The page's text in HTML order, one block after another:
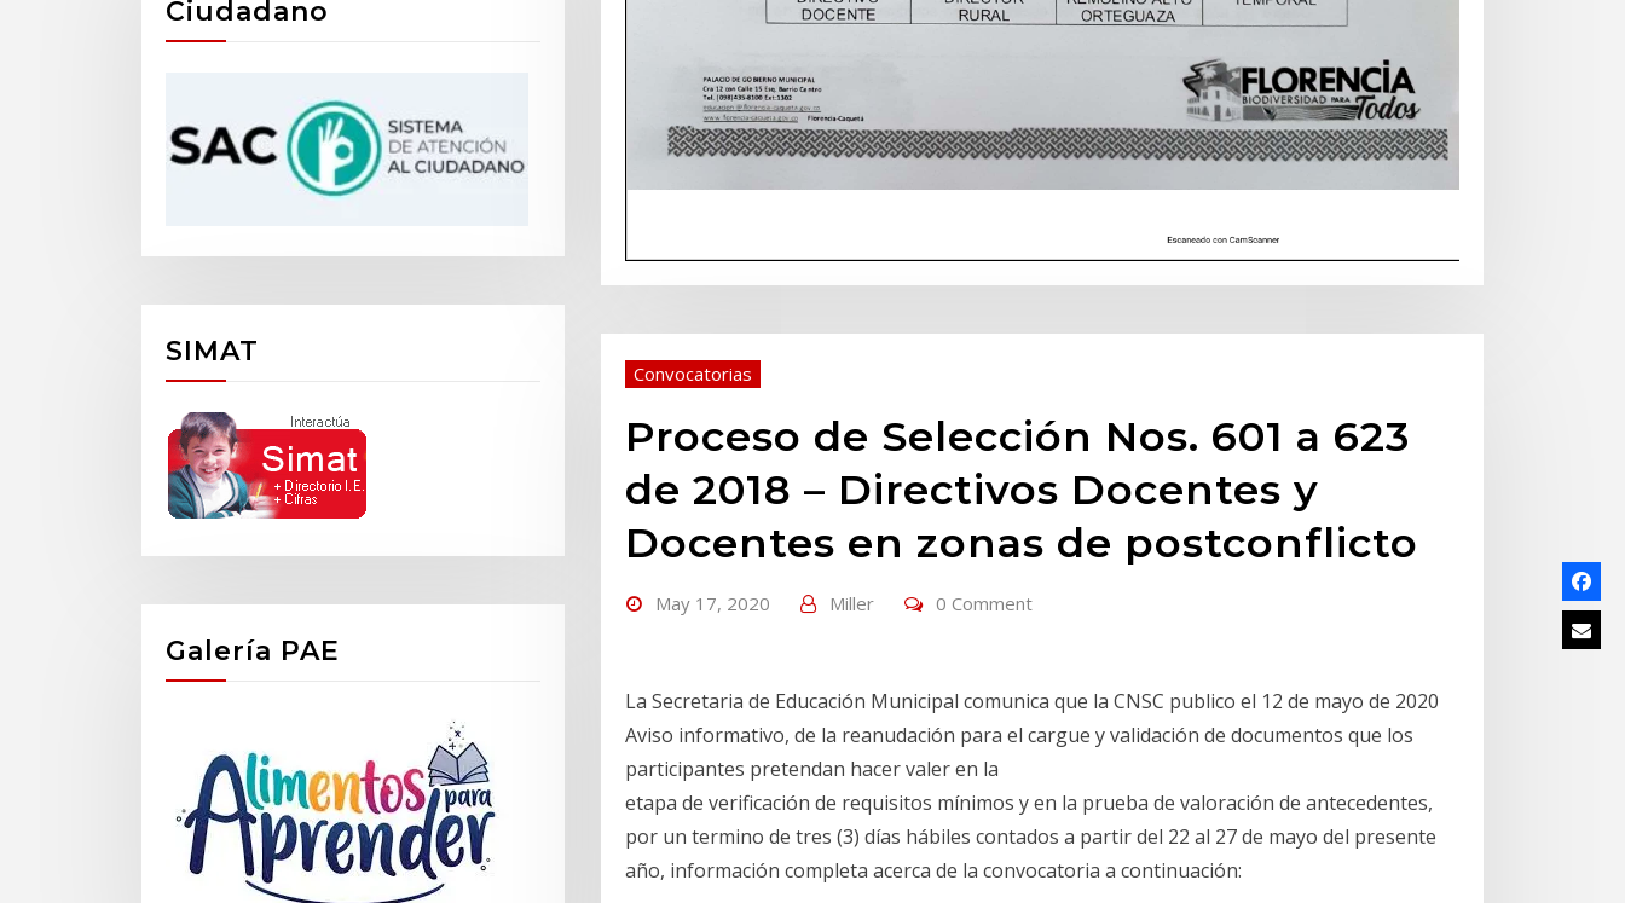
Ciudadano
SIMAT
Galería PAE
Convocatorias
Proceso de Selección Nos. 601 a 623
de 2018 – Directivos Docentes y
Docentes en zonas de postconflicto
May 17, 2020 Miller 0 Comment
La Secretaria de Educación Municipal comunica que la CNSC publico el 12 de mayo de 2020
Aviso informativo, de la reanudación para el cargue y validación de documentos que los
participantes pretendan hacer valer en la
etapa de verificación de requisitos mínimos y en la prueba de valoración de antecedentes,
por un termino de tres (3) días hábiles contados a partir del 22 al 27 de mayo del presente
año, información completa acerca de la convocatoria a continuación: